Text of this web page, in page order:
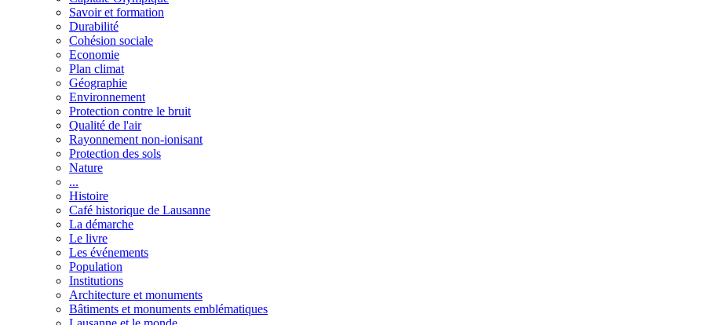
Savoir et formation
Durabilité
Cohésion sociale
Economie
Plan climat
Géographie
Environnement
Protection contre le bruit
Qualité de l'air
Rayonnement non-ionisant
Protection des sols
Nature
...
Histoire
Café historique de Lausanne
La démarche
Le livre
Les événements
Population
Institutions
Architecture et monuments
Bâtiments et monuments emblématiques